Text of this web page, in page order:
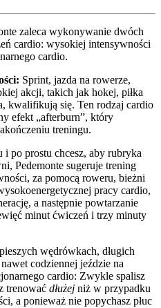
zaleca wykonywanie dwóch
cardio: wysokiej intensywności
cardio.
Sprint, jazda na rowerze,
akcji, takich jak hokej, piłka
kwalifikują się. Ten rodzaj cardio
efekt „afterburn”, który
treningu.
i po prostu chcesz, aby rubryka
Pedemonte sugeruje trening
za pomocą roweru, bieżni
pracy cardio,
a następnie powtarzanie
minut ćwiczeń i trzy minuty
wędrówkach, długich
codziennej jeździe na
cardio: Zwykle spalisz
trenować dłużej niż w przypadku
a ponieważ nie popychasz płuc